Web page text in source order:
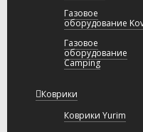
Газовое
оборудование
Газовое
оборудование
Camping
Коврики
Коврики Yurim